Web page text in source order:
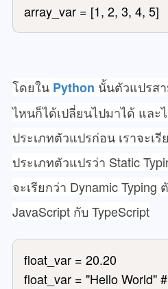
array_var = [1, 2, 3, 4, 5]
โดยใน Python นั้นตัวแปรสา
ไหนก็ได้เปลี่ยนไปมาได้ และ
ประเภทตัวแปรก่อน เราจะเ
ประเภทตัวแปรว่า Static
จะเรียกว่า Dynamic
JavaScript กับ TypeScript
float_var = 20.20
float_var = "Hello World"